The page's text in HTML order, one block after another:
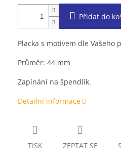
Přidat do
Placka s motivem dle Vašeho
Průměr: 44 mm
Zapínání na špendlík.
Detailní informace
TISK ZEPTAT SE